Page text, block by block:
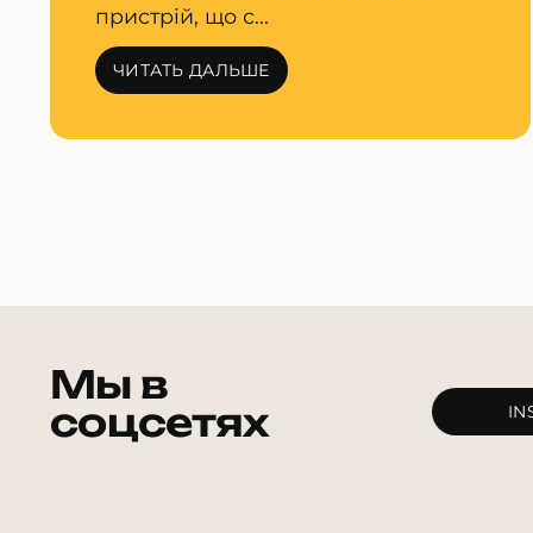
пристрій, що с...
ЧИТАТЬ ДАЛЬШЕ
Мы в
соцсетях